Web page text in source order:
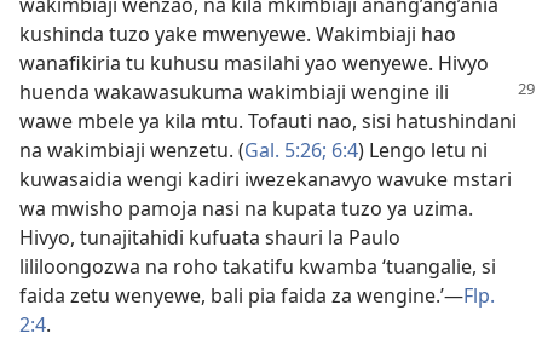
kushinda tuzo yake mwenyewe. Wakimbiaji hao
wanafikiria tu kuhusu masilahi yao wenyewe. Hivyo
huenda wakawasukuma wakimbiaji wengine ili
wawe mbele ya kila mtu. Tofauti nao, sisi hatushindani
na wakimbiaji wenzetu. (Gal. 5:26; 6:4) Lengo letu ni
kuwasaidia wengi kadiri iwezekanavyo wavuke mstari
wa mwisho pamoja nasi na kupata tuzo ya uzima.
Hivyo, tunajitahidi kufuata shauri la Paulo
lililoongozwa na roho takatifu kwamba ‘tuangalie, si
faida zetu wenyewe, bali pia faida za wengine.’—Flp.
2:4.